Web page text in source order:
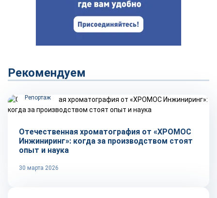
Рекомендуем
Репортаж
Отечественная хроматография от «ХРОМОС
Инжиниринг»: когда за производством стоят
опыт и наука
30 марта 2026
Репортаж